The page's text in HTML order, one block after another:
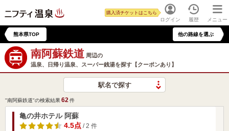
ログイン
購入済チケットはこちら
履歴 メニュー
熊本県TOP 他の路線を選ぶ
南阿蘇鉄道 周辺の
温泉、日帰り温泉、スーパー銭湯を探す【クーポンあり】
駅名で探す
"南阿蘇鉄道"の検索結果62 件
亀の井ホテル 阿蘇
4.5点 / 2 件